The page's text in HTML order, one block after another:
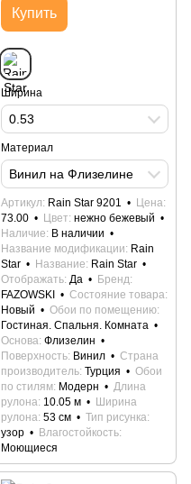
Купить
Ширина
0.53
Материал
Винил на Флизелине
Артикул Rain Star 9201
Цена
73.00
Цвет нежно бежевый
Наличие
В наличии
Название модификации
Rain
Star
Название
Rain Star
Отображать Да
Бренд
FAZOWSKI
Состояние товара
Новый
Обои по помещению
Гостиная. Спальня. Комната
Основа Флизелин
Поверхность Винил
Страна
производитель Турция
Обои
по стилям Модерн
Длина
рулона 10.05 м
Ширина
рулона 53 см
Тип рисунка
узор
Влагостойкость
Моющиеся